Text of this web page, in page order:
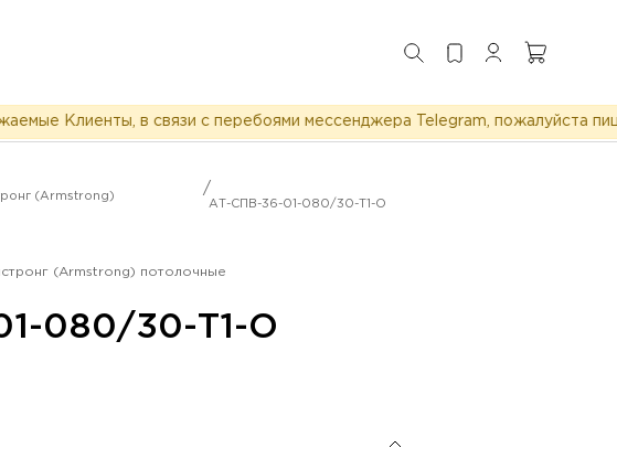
Клиенты, в связи с перебоями мессенджера Telegram, пожалуйста
(Armstrong)
/
АТ-СПВ-36-01-080/30-Т1-О
(Armstrong) потолочные
080/30-Т1-О